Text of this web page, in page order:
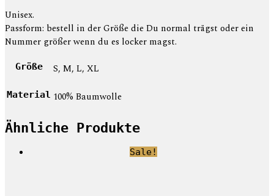
Unisex.
Passform: bestell in der Größe die Du normal trägst oder ein
Nummer größer wenn du es locker magst.
Größe S, M, L, XL
Material 100% Baumwolle
Ähnliche Produkte
Sale!